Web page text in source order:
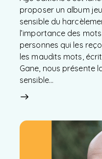
proposer un album
sensible du
l’importance des
personnes qui les
les maudits mots,
Gane, nous présente
sensible…